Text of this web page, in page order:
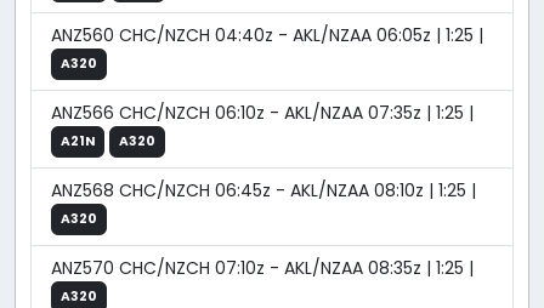
ANZ560 CHC/NZCH 04:40z - AKL/NZAA 06:05z | 1:25 |
A320
ANZ566 CHC/NZCH 06:10z - AKL/NZAA 07:35z | 1:25 |
A21N A320
ANZ568 CHC/NZCH 06:45z - AKL/NZAA 08:10z | 1:25 |
A320
ANZ570 CHC/NZCH 07:10z - AKL/NZAA 08:35z | 1:25 |
A320